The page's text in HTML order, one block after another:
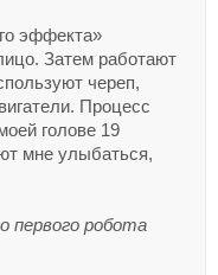
эффекта»
Затем работают
череп,
Процесс
голове 19
мне улыбаться,
первого робота